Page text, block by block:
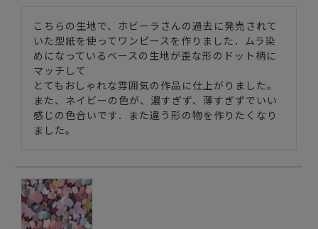
こちらの生地で、ホビーラさんの過去に発売されて
いた型紙を使ってワンピースを作りました．ムラ染
めになっているベースの生地が歪な形のドット柄に
マッチして
とてもおしゃれな雰囲気の作品に仕上がりました。
また、ネイビーの色が、濃すぎず、薄すぎずでいい
感じの色合いです．また違う形の物を作りたくなり
ました。